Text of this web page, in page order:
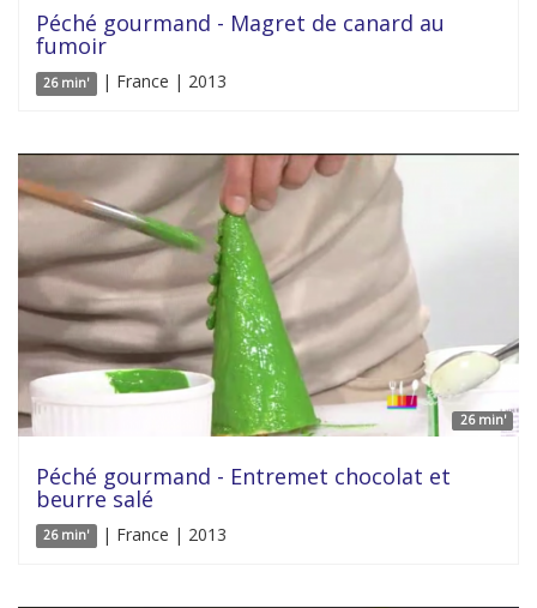
Péché gourmand - Magret de canard au
fumoir
26 min' | France | 2013
26 min'
Péché gourmand - Entremet chocolat et
beurre salé
26 min' | France | 2013